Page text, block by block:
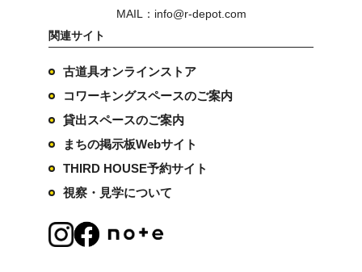
MAIL：info@r-depot.com
関連サイト
古道具オンラインストア
コワーキングスペースのご案内
貸出スペースのご案内
まちの掲示板Webサイト
THIRD HOUSE予約サイト
視察・見学について